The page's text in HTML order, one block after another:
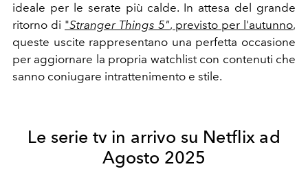
ideale per le serate più calde. In attesa del grande
ritorno di "Stranger Things 5", previsto per l'autunno,
queste uscite rappresentano una perfetta occasione
per aggiornare la propria watchlist con contenuti che
sanno coniugare intrattenimento e stile.
Le serie tv in arrivo su Netflix ad
Agosto 2025